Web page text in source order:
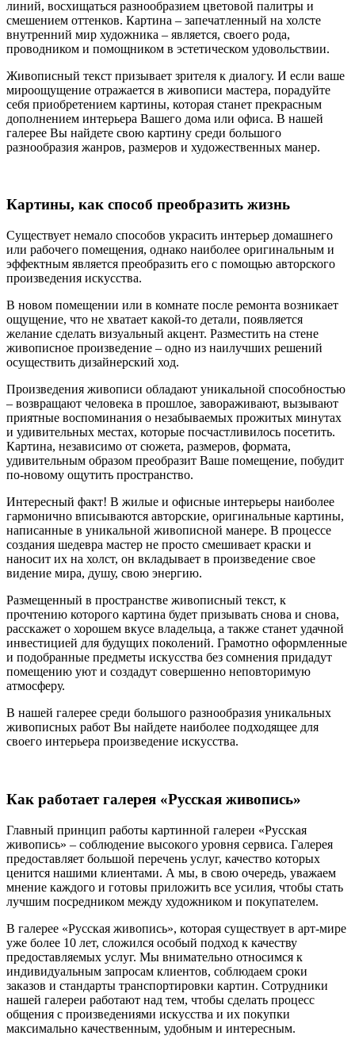
линий, восхищаться разнообразием цветовой палитры и
смешением оттенков. Картина – запечатленный на холсте
внутренний мир художника – является, своего рода,
проводником и помощником в эстетическом удовольствии.
Живописный текст призывает зрителя к диалогу. И если ваше
мироощущение отражается в живописи мастера, порадуйте
себя приобретением картины, которая станет прекрасным
дополнением интерьера Вашего дома или офиса. В нашей
галерее Вы найдете свою картину среди большого
разнообразия жанров, размеров и художественных манер.
Картины, как способ преобразить жизнь
Существует немало способов украсить интерьер домашнего
или рабочего помещения, однако наиболее оригинальным и
эффектным является преобразить его с помощью авторского
произведения искусства.
В новом помещении или в комнате после ремонта возникает
ощущение, что не хватает какой-то детали, появляется
желание сделать визуальный акцент. Разместить на стене
живописное произведение – одно из наилучших решений
осуществить дизайнерский ход.
Произведения живописи обладают уникальной способностью
– возвращают человека в прошлое, завораживают, вызывают
приятные воспоминания о незабываемых прожитых минутах
и удивительных местах, которые посчастливилось посетить.
Картина, независимо от сюжета, размеров, формата,
удивительным образом преобразит Ваше помещение, побудит
по-новому ощутить пространство.
Интересный факт! В жилые и офисные интерьеры наиболее
гармонично вписываются авторские, оригинальные картины,
написанные в уникальной живописной манере. В процессе
создания шедевра мастер не просто смешивает краски и
наносит их на холст, он вкладывает в произведение свое
видение мира, душу, свою энергию.
Размещенный в пространстве живописный текст, к
прочтению которого картина будет призывать снова и снова,
расскажет о хорошем вкусе владельца, а также станет удачной
инвестицией для будущих поколений. Грамотно оформленные
и подобранные предметы искусства без сомнения придадут
помещению уют и создадут совершенно неповторимую
атмосферу.
В нашей галерее среди большого разнообразия уникальных
живописных работ Вы найдете наиболее подходящее для
своего интерьера произведение искусства.
Как работает галерея «Русская живопись»
Главный принцип работы картинной галереи «Русская
живопись» – соблюдение высокого уровня сервиса. Галерея
предоставляет большой перечень услуг, качество которых
ценится нашими клиентами. А мы, в свою очередь, уважаем
мнение каждого и готовы приложить все усилия, чтобы стать
лучшим посредником между художником и покупателем.
В галерее «Русская живопись», которая существует в арт-мире
уже более 10 лет, сложился особый подход к качеству
предоставляемых услуг. Мы внимательно относимся к
индивидуальным запросам клиентов, соблюдаем сроки
заказов и стандарты транспортировки картин. Сотрудники
нашей галереи работают над тем, чтобы сделать процесс
общения с произведениями искусства и их покупки
максимально качественным, удобным и интересным.